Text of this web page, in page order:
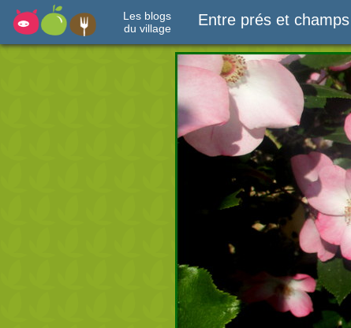
Les blogs
du village
Entre prés et champs